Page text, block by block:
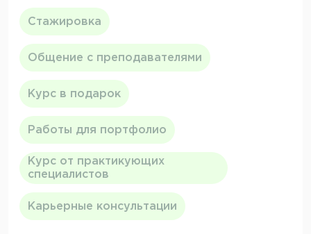
Стажировка
Общение с преподавателями
Курс в подарок
Работы для портфолио
Курс от практикующих
специалистов
Карьерные консультации